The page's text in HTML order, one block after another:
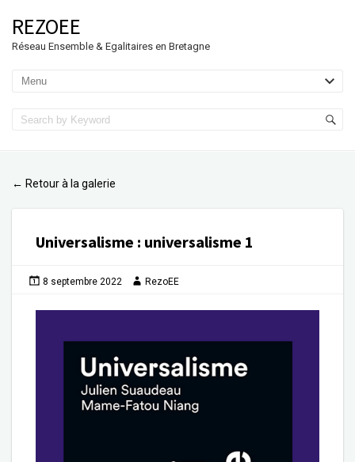
REZOEE
Réseau Ensemble & Egalitaires en Bretagne
← Retour à la galerie
Universalisme : universalisme 1
8 septembre 2022 RezoEE